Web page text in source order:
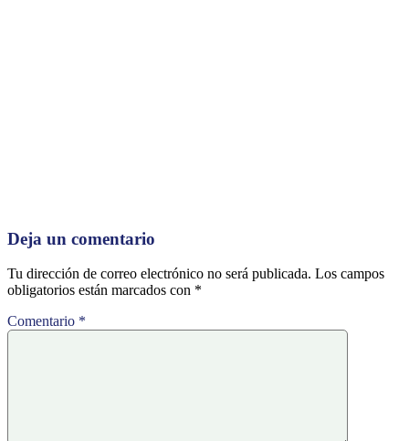
Deja un comentario
Tu dirección de correo electrónico no será publicada. Los campos
obligatorios están marcados con *
Comentario *